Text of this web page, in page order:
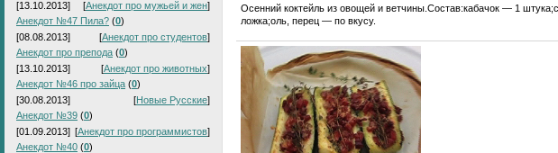
[13.10.2013]
[Анекдот про мужьей и жен]
Анекдот №47 Пила? (0)
[08.08.2013]
[Анекдот про студентов]
Анекдот про препода (0)
[13.10.2013]
[Анекдот про животных]
Анекдот №46 про зайца (0)
[30.08.2013]
[Новые Русские]
Анекдот №39 (0)
[01.09.2013] [Анекдот про программистов]
Анекдот №40 (0)
Осенний коктейль из овощей и ветчины.Состав:кабачок — 1
ложка;оль, перец — по вкусу.